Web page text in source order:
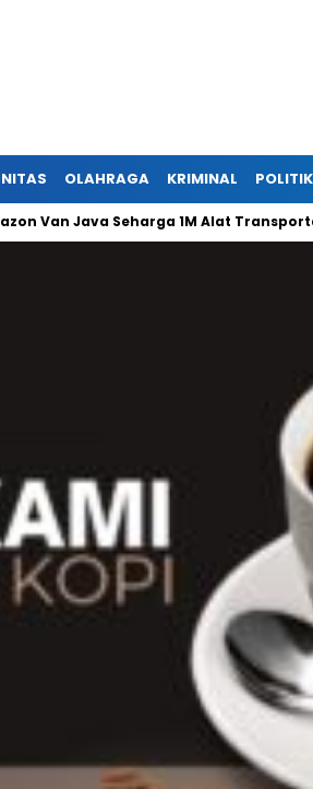
OLAHRAGA KRIMINAL POLITIK
Java Seharga 1M Alat Transportasi